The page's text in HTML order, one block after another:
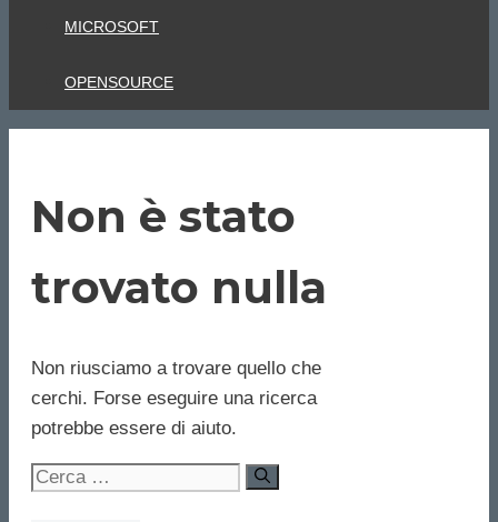
MICROSOFT
OPENSOURCE
Non è stato
trovato nulla
Non riusciamo a trovare quello che
cerchi. Forse eseguire una ricerca
potrebbe essere di aiuto.
Ricerca